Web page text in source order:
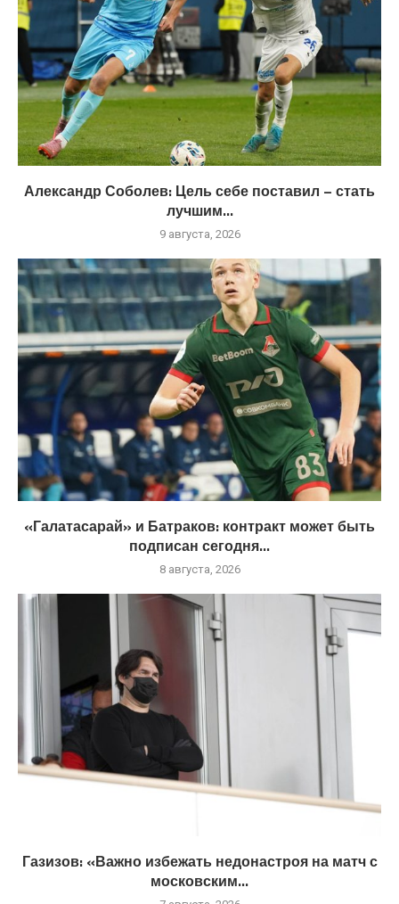
Александр Соболев: Цель себе поставил – стать
лучшим...
9 августа, 2026
«Галатасарай» и Батраков: контракт может быть
подписан сегодня...
8 августа, 2026
Газизов: «Важно избежать недонастроя на матч с
московским...